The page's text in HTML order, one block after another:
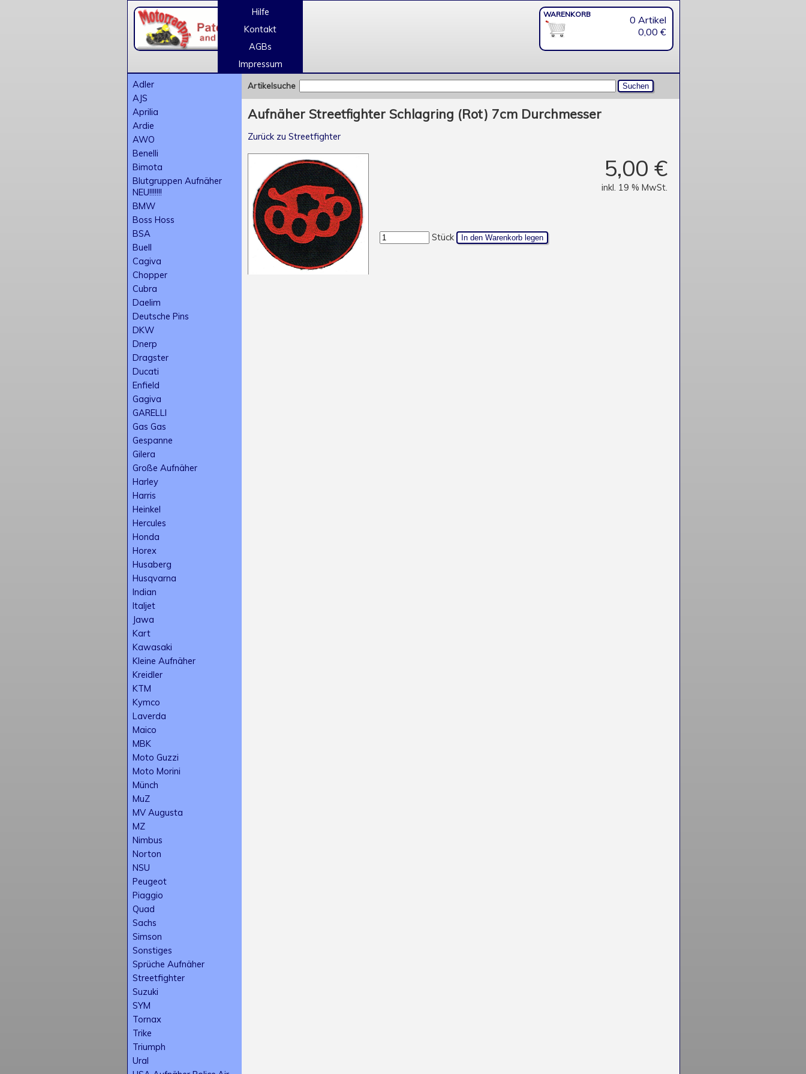
WARENKORB
0 Artikel
0,00 €
Hilfe
Kontakt
AGBs
Impressum
Adler
AJS
Aprilia
Ardie
AWO
Benelli
Bimota
Blutgruppen Aufnäher
NEU!!!!!!!
BMW
Boss Hoss
BSA
Buell
Cagiva
Chopper
Cubra
Daelim
Deutsche Pins
DKW
Dnerp
Dragster
Ducati
Enfield
Gagiva
GARELLI
Gas Gas
Gespanne
Gilera
Große Aufnäher
Harley
Harris
Heinkel
Hercules
Honda
Horex
Husaberg
Husqvarna
Indian
Italjet
Jawa
Kart
Kawasaki
Kleine Aufnäher
Kreidler
KTM
Kymco
Laverda
Maico
MBK
Moto Guzzi
Moto Morini
Münch
MuZ
MV Augusta
MZ
Nimbus
Norton
NSU
Peugeot
Piaggio
Quad
Sachs
Simson
Sonstiges
Sprüche Aufnäher
Streetfighter
Suzuki
SYM
Tornax
Trike
Triumph
Ural
Artikelsuche
Aufnäher Streetfighter Schlagring (Rot) 7cm Durchmesser
Zurück zu Streetfighter
5,00 €
inkl. 19 % MwSt.
Stück